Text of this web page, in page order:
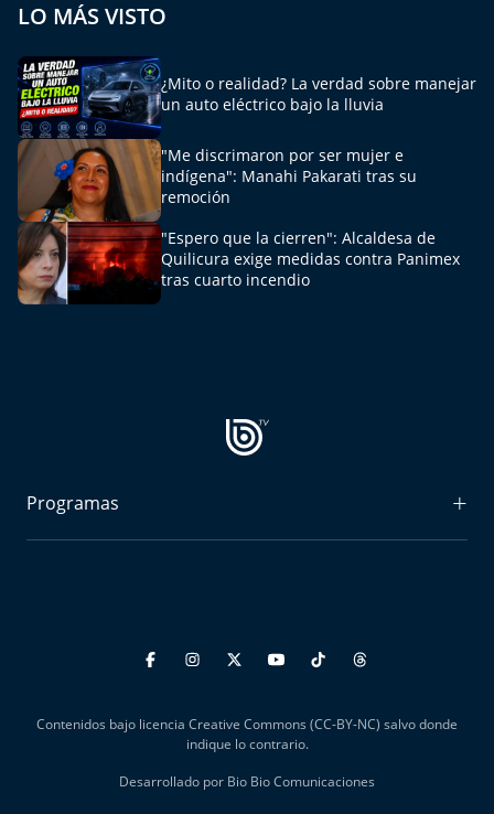
Aquí Estamos
Sello de raza
Trasnoche
Reto Inmobiliario
LO MÁS VISTO
¿Mito o realidad? La verdad sobre manejar
un auto eléctrico bajo la lluvia
"Me discrimaron por ser mujer e
indígena": Manahi Pakarati tras su
remoción
"Espero que la cierren": Alcaldesa de
Quilicura exige medidas contra Panimex
tras cuarto incendio
Programas
Podría Ser Peor
Entrevistas BioBioTV
Comentarios de Tomás Mosciatti
Contenidos bajo licencia Creative Commons (CC-BY-NC) salvo donde
indique lo contrario.
Desarrollado por Bio Bio Comunicaciones